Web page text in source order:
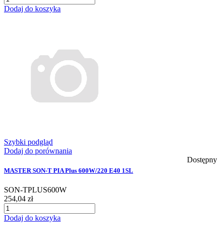
Dodaj do koszyka
Szybki podgląd
Dodaj do porównania
Dostępny
MASTER SON-T PIA Plus 600W/220 E40 1SL
SON-TPLUS600W
254,04 zł
Dodaj do koszyka